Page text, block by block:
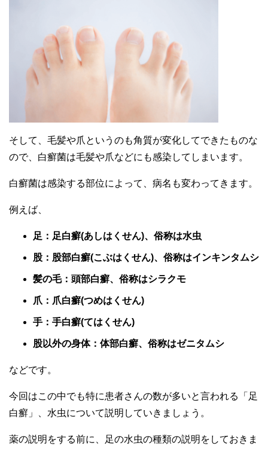
そして、毛髪や爪というのも角質が変化してできたものな
ので、白癬菌は毛髪や爪などにも感染してしまいます。
白癬菌は感染する部位によって、病名も変わってきます。
例えば、
足：足白癬(あしはくせん)、俗称は水虫
股：股部白癬(こぶはくせん)、俗称はインキンタムシ
髪の毛：頭部白癬、俗称はシラクモ
爪：爪白癬(つめはくせん)
手：手白癬(てはくせん)
股以外の身体：体部白癬、俗称はゼニタムシ
などです。
今回はこの中でも特に患者さんの数が多いと言われる「足
白癬」、水虫について説明していきましょう。
薬の説明をする前に、足の水虫の種類の説明をしておきま